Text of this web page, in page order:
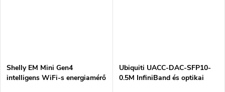
Shelly EM Mini Gen4
intelligens WiFi-s energiamérő
Ubiquiti UACC-DAC-SFP10-
0.5M InfiniBand és optikai